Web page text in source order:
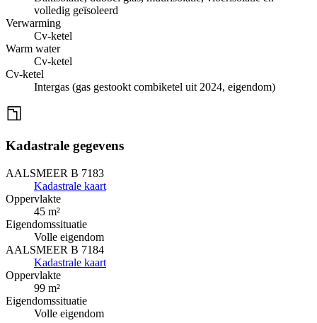
volledig geïsoleerd
Verwarming
Cv-ketel
Warm water
Cv-ketel
Cv-ketel
Intergas (gas gestookt combiketel uit 2024, eigendom)
Kadastrale gegevens
AALSMEER B 7183
Kadastrale kaart
Oppervlakte
45 m²
Eigendomssituatie
Volle eigendom
AALSMEER B 7184
Kadastrale kaart
Oppervlakte
99 m²
Eigendomssituatie
Volle eigendom